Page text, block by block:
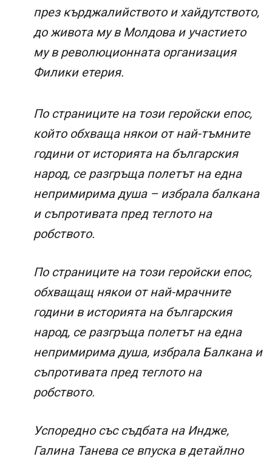
през кърджалийството и хайдутството,
до живота му в Молдова и участието
му в революционната организация
Филики етерия.
По страниците на този геройски епос,
който обхваща някои от най-тъмните
години от историята на българския
народ, се разгръща полетът на една
непримирима душа – избрала балкана
и съпротивата пред теглото на
робството.
По страниците на този геройски епос,
обхващащ някои от най-мрачните
години в историята на българския
народ, се разгръща полетът на една
непримирима душа, избрала Балкана и
съпротивата пред теглото на
робството.
Успоредно със съдбата на Индже,
Галина Танева се впуска в детайлно